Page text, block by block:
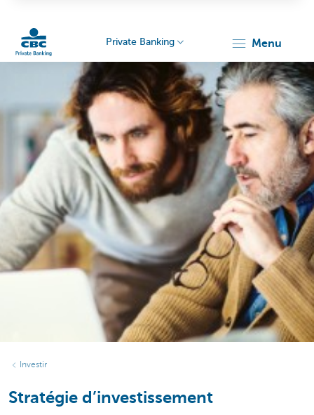
Private Banking menu
Investir
Stratégie d’investissement